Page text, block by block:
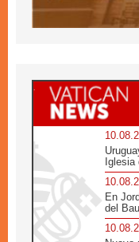
Iglesia
En
del